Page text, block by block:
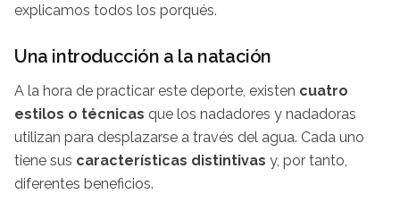
explicamos todos los porqués.
Una introducción a la natación
A la hora de practicar este deporte, existen cuatro
estilos o técnicas que los nadadores y nadadoras
utilizan para desplazarse a través del agua. Cada uno
tiene sus características distintivas y, por tanto,
diferentes beneficios.